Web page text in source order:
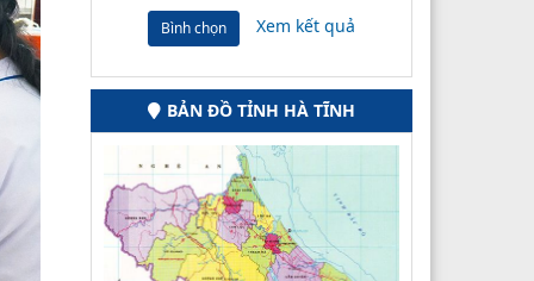
Bình chọn Xem kết quả
BẢN ĐỒ TỈNH HÀ TĨNH